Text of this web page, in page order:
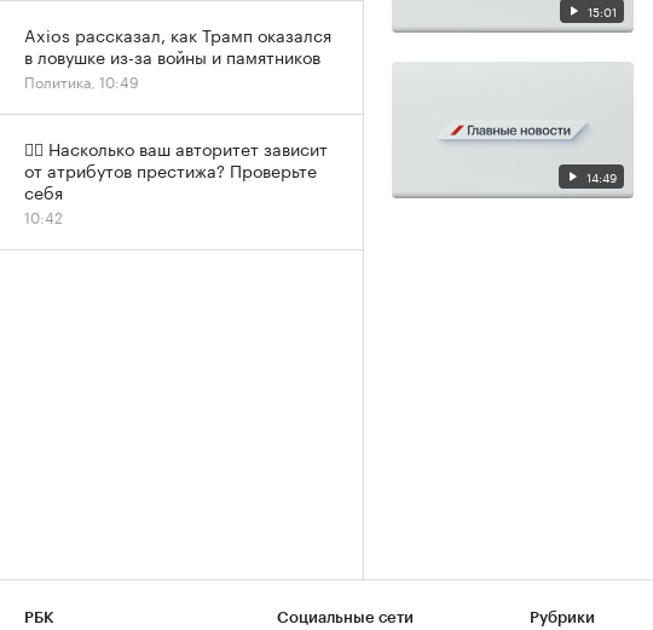
15:01
14:49
Axios рассказал, как Трамп оказался
в ловушке из-за войны и памятников
Политика, 10:49
✍🏻 Насколько ваш авторитет зависит
от атрибутов престижа? Проверьте
себя
10:42
РБК Социальные сети Рубрики